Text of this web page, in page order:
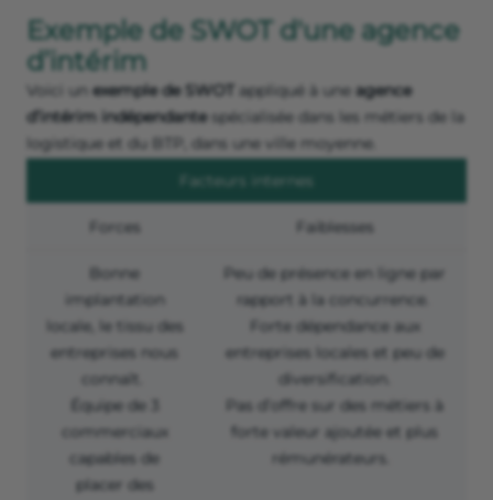
Exemple de SWOT d'une agence
d’intérim
Voici un exemple de SWOT appliqué à une agence
d’intérim indépendantespécialisée dans les métiers de la
logistique et du BTP, dans une ville moyenne.
Facteurs internes
Forces Faiblesses
Bonne
implantation
locale, le tissu des
entreprises nous
connaît.
Équipe de 3
commerciaux
capables de
placer des
Peu de présence en ligne par
rapport à la concurrence.
Forte dépendance aux
entreprises locales et peu de
diversification.
Pas d’offre sur des métiers à
forte valeur ajoutée et plus
rémunérateurs.